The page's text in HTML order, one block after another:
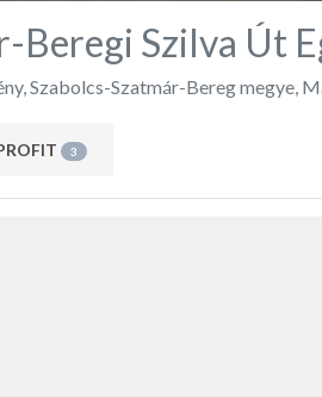
Beregi Szilva Út
,Szabolcs-Szatmár-Bereg megye,
3